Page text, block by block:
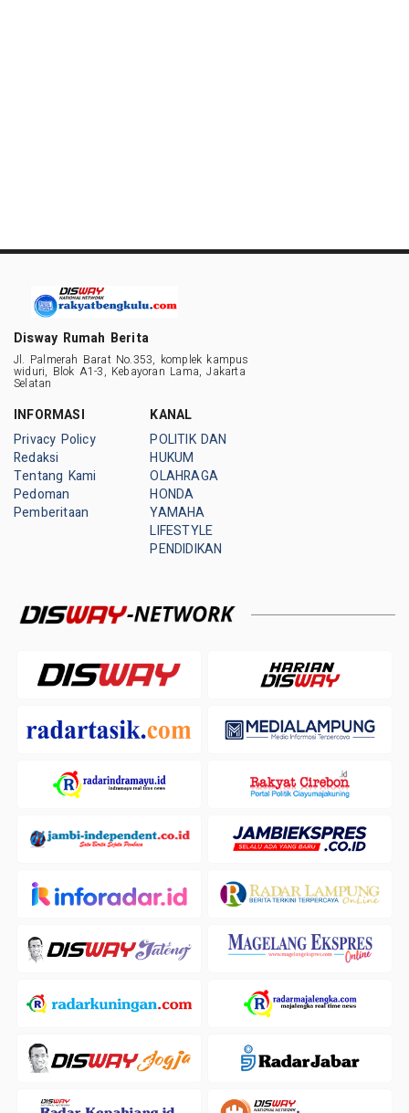
Disway Rumah Berita
Jl. Palmerah Barat No.353, komplek kampus
widuri, Blok A1-3, Kebayoran Lama, Jakarta
Selatan
INFORMASI
Privacy Policy
Redaksi
Tentang Kami
Pedoman
Pemberitaan
KANAL
POLITIK DAN
HUKUM
OLAHRAGA
HONDA
YAMAHA
LIFESTYLE
PENDIDIKAN